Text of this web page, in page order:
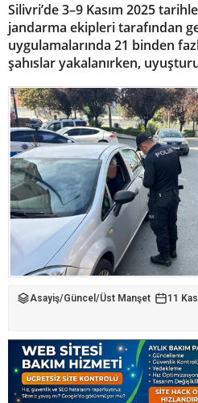
Silivri’de 3–9 Kasım 2025
jandarma ekipleri tarafından
uygulamalarında 21 binden
şahıslar yakalanırken,
Asayiş/Güncel /Üst Manşet 11